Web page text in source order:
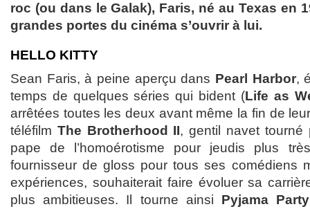
roc (ou dans le Galak), Faris, né au Texas en
grandes portes du cinéma s’ouvrir à lui.
HELLO KITTY
Sean Faris, à peine aperçu dans Pearl Harbor,
temps de quelques séries qui bident (Life as
arrêtées toutes les deux avant même la fin de
téléfilm The Brotherhood II, gentil navet tourné
pape de l’homoérotisme pour jeudis plus
fournisseur de gloss pour tous ses comédiens
expériences, souhaiterait faire évoluer sa
plus ambitieuses. Il tourne ainsi Pyjama Party